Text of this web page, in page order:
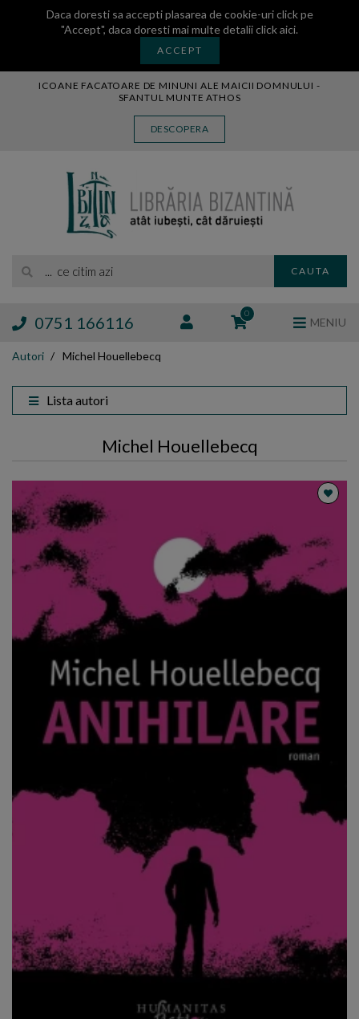
Daca doresti sa accepti plasarea de cookie-uri click pe
"Accept", daca doresti mai multe detaliiclick aici.
ACCEPT
ICOANE FACATOARE DE MINUNI ALE MAICII DOMNULUI -
SFANTUL MUNTE ATHOS
DESCOPERA
CAUTA
0751 166116 0
MENIU
MANASTIREA VATOPEDI
BLOG
TAMAIE
Autori Michel Houellebecq
Lista autori
Michel Houellebecq